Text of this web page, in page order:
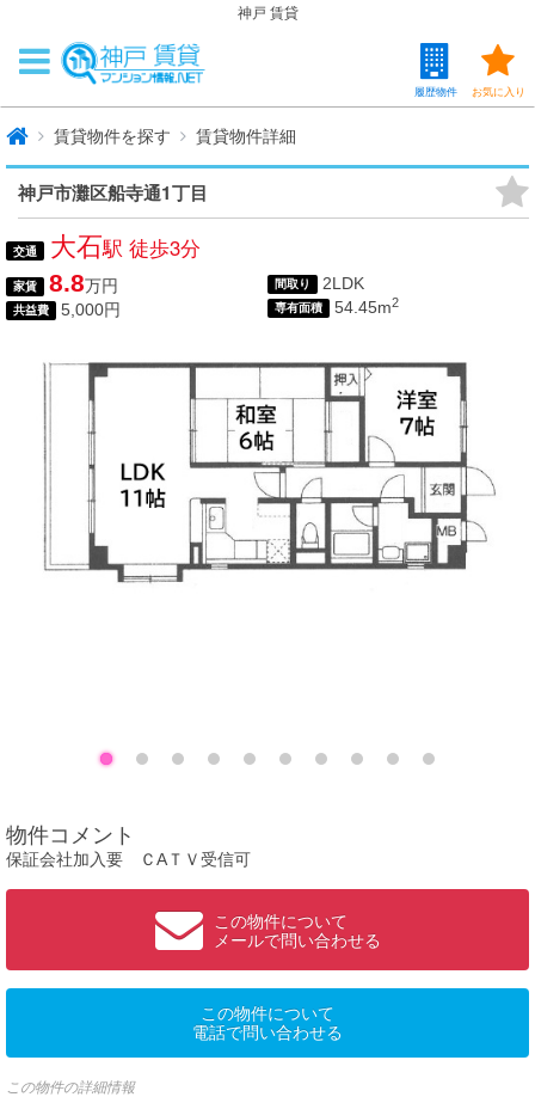
神戸 賃貸
お気に入り
履歴物件
賃貸物件を探す 賃貸物件詳細
神戸市灘区船寺通1丁目
交通 大石駅 徒歩3分
家賃 8.8万円
共益費 5,000円
間取り 2LDK
専有面積 54.45m2
物件コメント
保証会社加入要 ＣAＴＶ受信可
この物件について
メールで問い合わせる
この物件について
電話で問い合わせる
この物件の詳細情報